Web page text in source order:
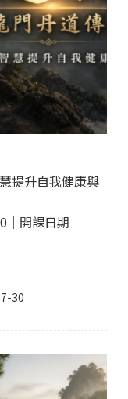
提升自我健康與
開課日期｜
30